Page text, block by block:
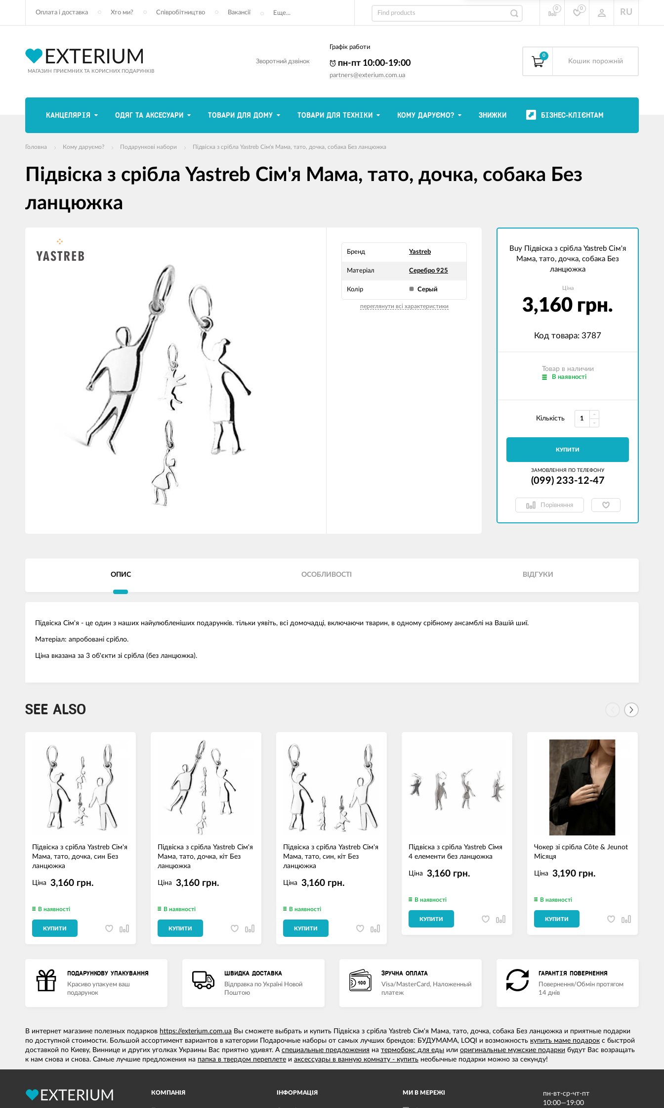
Оплата і доставка Хто ми? Співробітництво Вакансії Еще...
0 0 RU
МАГАЗИН ПРИЄМНИХ ТА КОРИСНИХ ПОДАРУНКІВ
Зворотний дзвінок
Графік работи
пн-пт 10:00-19:00
partners@exterium.com.ua
0
Kошик порожній
КАНЦЕЛЯРІЯ ОДЯГ ТА АКСЕСУАРИ ТОВАРИ ДЛЯ ДОМУ ТОВАРИ ДЛЯ ТЕХНІКИ КОМУ ДАРУЄМО? ЗНИЖКИ БІЗНЕС-КЛІЄНТАМ
Головна Кому даруємо? Подарункові набори Підвіска з срібла Yastreb Сім'я Мама, тато, дочка, собака Без ланцюжка
Підвіска з срібла Yastreb Сім'я Мама, тато, дочка, собака Без
ланцюжка
Бренд Yastreb
Матеріал Серебро 925
Колір Серый
переглянути всі характеристики
Buy Підвіска з срібла Yastreb Сім'я
Мама, тато, дочка, собака Без
ланцюжка
Ціна
3,160 грн.
Код товара: 3787
Товар в наличии
В наявності
Кількість
КУПИТИ
ЗАМОВЛЕННЯ ПО ТЕЛЕФОНУ
(099) 233-12-47
Порівняння
ОПИС ОСОБЛИВОСТІ ВІДГУКИ
Підвіска Сім'я - це один з наших найулюбленіших подарунків. тільки уявіть, всі домочадці, включаючи тварин, в одному срібному ансамблі на Вашій шиї.
Матеріал: апробовані срібло.
Ціна вказана за 3 об'єкти зі срібла (без ланцюжка).
SEE ALSO
Підвіска з срібла Yastreb Сім'я
Мама, тато, дочка, син Без
ланцюжка
Ціна 3,160 грн.
В наявності
КУПИТИ
Підвіска з срібла Yastreb Сім'я
Мама, тато, дочка, кіт Без
ланцюжка
Ціна3,160 грн.
В наявності
КУПИТИ
Підвіска з срібла Yastreb Сім'я
Мама, тато, син, кіт Без
ланцюжка
Ціна3,160 грн.
В наявності
КУПИТИ
Підвіска з срібла Yastreb Сімя
4 елементи без ланцюжка
Ціна3,160 грн.
В наявності
КУПИТИ
Чокер зі срібла Côte & Jeunot
Місяця
Ціна 3,190 грн.
В наявності
КУПИТИ
ПОДАРУНКОВУ УПАКУВАННЯ
Красиво упакуем ваш
подарунок
ШВИДКА ДОСТАВКА
Відправка по Україні Новой
Поштою
ЗРУЧНА ОПЛАТА
Visa/MasterCard, Наложенный
платеж
ГАРАНТІЯ ПОВЕРНЕННЯ
Повернення/Обмін протягом
14 днів
В интернет магазине полезных подарков https://exterium.com.ua Вы сможете выбрать и купить Підвіска з срібла Yastreb Сім'я Мама, тато, дочка, собака Без ланцюжка и приятные подарки
по доступной стоимости. Большой ассортимент вариантов в категории Подарочные наборы от самых лучших брендов: БУДУМАМА, LOQI и возможность купить маме подарок с быстрой
доставкой по Киеву, Виннице и других уголках Украины Вас приятно удивят. А специальные предложения на термобокс для еды или оригинальные мужские подарки будут Вас возращать
к нам снова и снова. Самые лучшие предложения на папка в твердом переплете и аксессуары в ванную комнату - купить необычные подарки можно за секунду!
КОМПАНІЯ ІНФОРМАЦІЯ МИ В МЕРЕЖІ
пн-вт-ср-чт-пт
10:00—19:00